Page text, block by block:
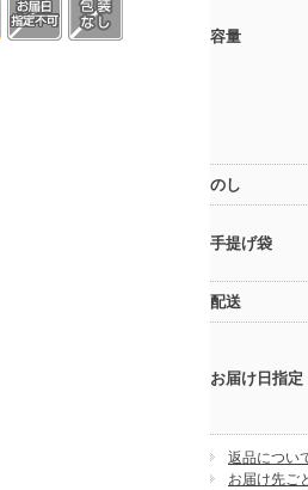
容量
のし
手提げ袋
配送
お届け日指定
返品につい
お届け先ご